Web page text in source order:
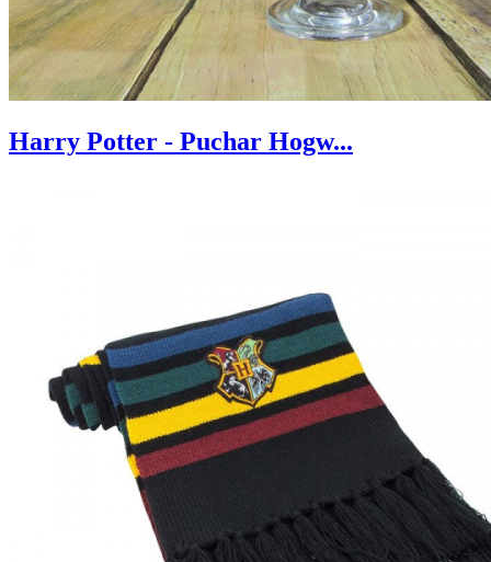
Harry Potter - Puchar Hogw...